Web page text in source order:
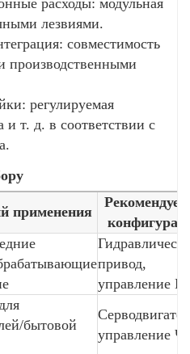
лезвиями.
совместимость
производственными
регулируемая
т. д. в соответствии с
применения
привод,
управление
бытовой
управление